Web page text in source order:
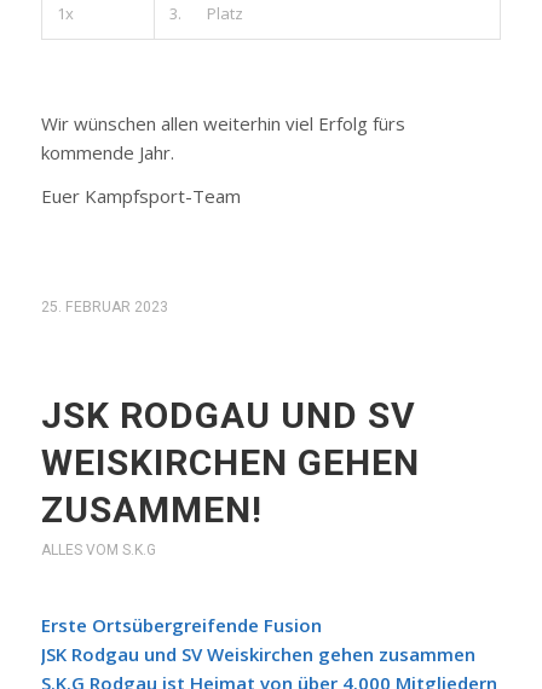
1x 3. Platz
Wir wünschen allen weiterhin viel Erfolg fürs
kommende Jahr.
Euer Kampfsport-Team
25. FEBRUAR 2023
JSK RODGAU UND SV
WEISKIRCHEN GEHEN
ZUSAMMEN!
ALLES VOM S.K.G
Erste Ortsübergreifende Fusion
JSK Rodgau und SV Weiskirchen gehen zusammen
S.K.G Rodgau ist Heimat von über 4.000 Mitgliedern